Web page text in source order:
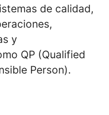
de calidad,
y
QP (Qualified
Person).